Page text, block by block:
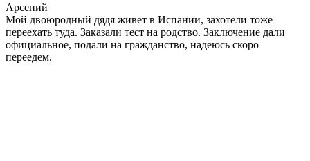
Арсений
Мой двоюродный дядя живет в Испании, захотели тоже
переехать туда. Заказали тест на родство. Заключение дали
официальное, подали на гражданство, надеюсь скоро
переедем.